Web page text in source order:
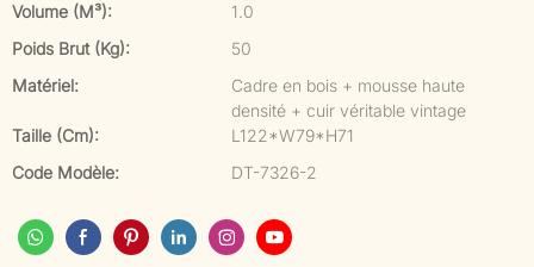
Volume (m³):
1.0
Poids Brut (kg):
50
Matériel:
Cadre en bois + mousse haute
densité + cuir véritable vintage
Taille (cm):
L122*W79*H71
Code Modèle:
DT-7326-2